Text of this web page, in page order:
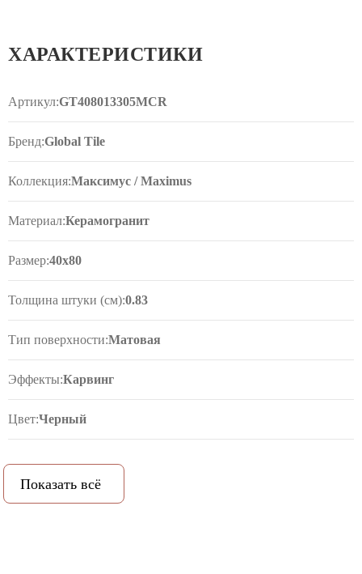
ХАРАКТЕРИСТИКИ
Артикул:GT408013305MCR
Бренд:Global Tile
Коллекция:Максимус / Maximus
Материал:Керамогранит
Размер:40x80
Толщина штуки (см):0.83
Тип поверхности:Матовая
Эффекты:Карвинг
Цвет:Черный
PEI (степень истираемости):
Показать всё